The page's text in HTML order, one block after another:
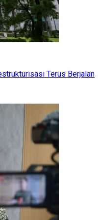
Terus Berjalan